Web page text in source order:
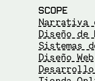
SCOPE
Narrativa
Diseño de
Sistemas
Diseño Web
Desarrollo